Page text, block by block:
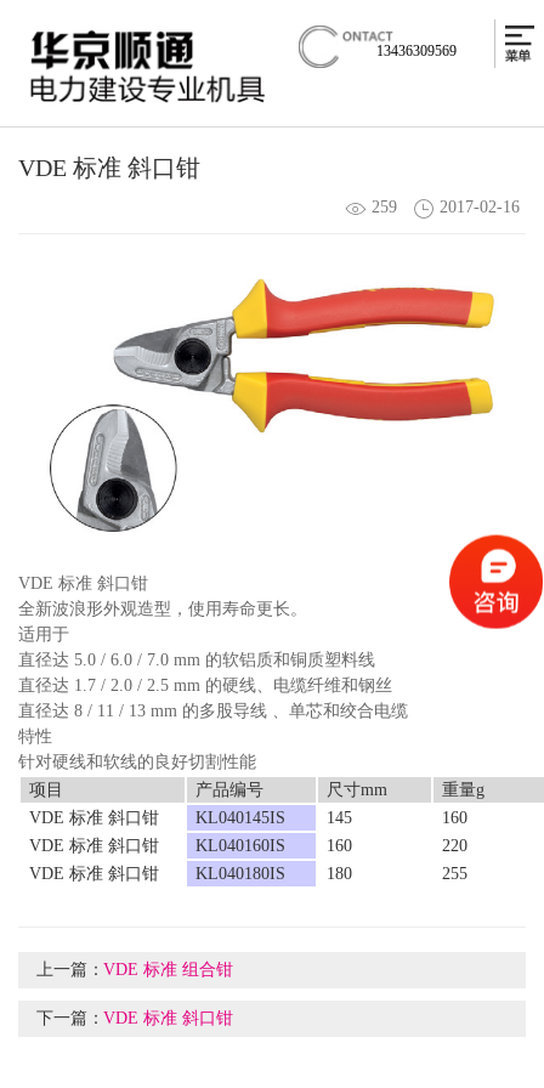
13436309569
VDE 标准 斜口钳
259 2017-02-16
VDE 标准 斜口钳
全新波浪形外观造型，使用寿命更长。
适用于
直径达 5.0 / 6.0 / 7.0 mm 的软铝质和铜质塑料线
直径达 1.7 / 2.0 / 2.5 mm 的硬线、电缆纤维和钢丝
直径达 8 / 11 / 13 mm 的多股导线 、单芯和绞合电缆
特性
针对硬线和软线的良好切割性能
项目
产品编号 尺寸mm 重量g
VDE 标准 斜口钳 KL040145IS 145
160
VDE 标准 斜口钳 KL040160IS 160
220
VDE 标准 斜口钳 KL040180IS 180 255
上一篇：VDE 标准 组合钳
下一篇：VDE 标准 斜口钳